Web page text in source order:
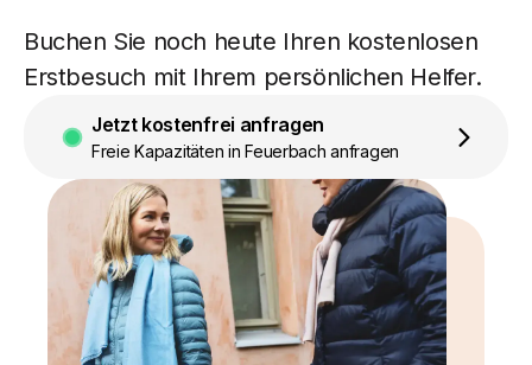
Buchen Sie noch heute Ihren kostenlosen
Erstbesuch mit Ihrem persönlichen Helfer.
Jetzt kostenfrei anfragen
Freie Kapazitäten in Feuerbach anfragen